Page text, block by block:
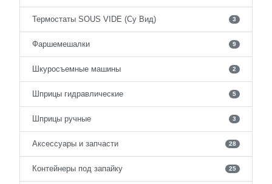
Термостаты SOUS VIDE (Су Вид) 3
Фаршемешалки 9
Шкуросъемные машины 2
Шприцы гидравлические 5
Шприцы ручные 3
Аксессуары и запчасти 28
Контейнеры под запайку 25